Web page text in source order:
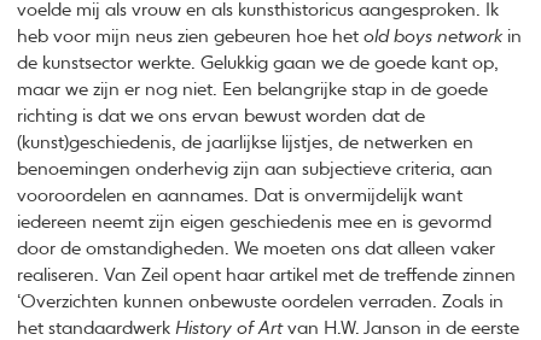
voelde mij als vrouw en als kunsthistoricus aangesproken. Ik
heb voor mijn neus zien gebeuren hoe hetold boys networkin
de kunstsector werkte. Gelukkig gaan we de goede kant op,
maar we zijn er nog niet. Een belangrijke stap in de goede
richting is dat we ons ervan bewust worden dat de
(kunst)geschiedenis, de jaarlijkse lijstjes, de netwerken en
benoemingen onderhevig zijn aan subjectieve criteria, aan
vooroordelen en aannames. Dat is onvermijdelijk want
iedereen neemt zijn eigen geschiedenis mee en is gevormd
door de omstandigheden. We moeten ons dat alleen vaker
realiseren. Van Zeil opent haar artikel met de treffende zinnen
‘Overzichten kunnen onbewuste oordelen verraden. Zoals in
het standaardwerkHistory of Artvan H.W. Janson in de eerste